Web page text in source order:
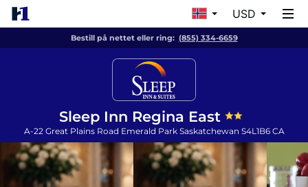
USD
Bestill på nettet eller ring: (855) 334-6659
Sleep Inn Regina East
A-22 Great Plains Road Emerald Park Saskatchewan S4L1B6 CA